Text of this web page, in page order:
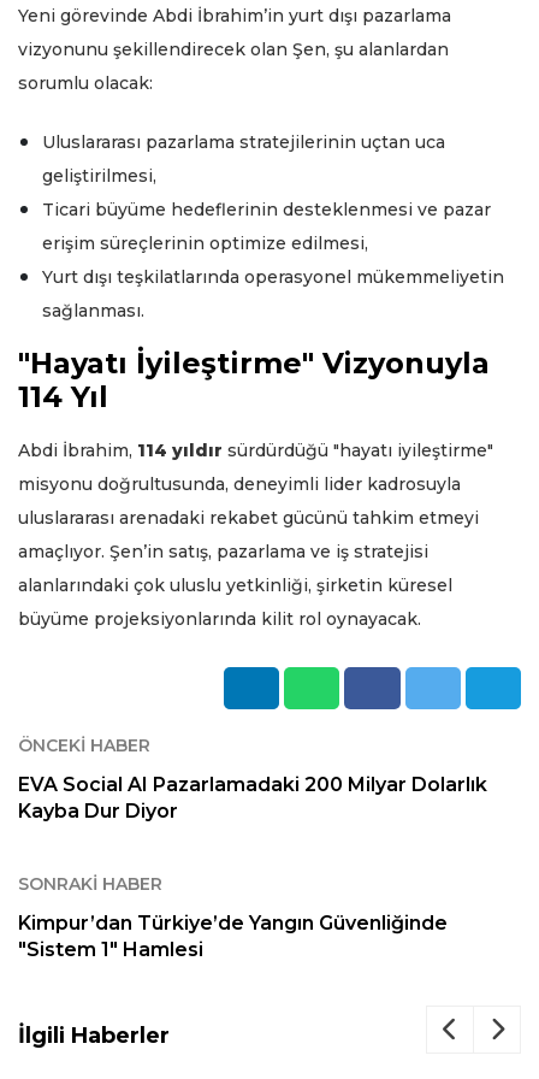
Yeni görevinde Abdi İbrahim’in yurt dışı pazarlama
vizyonunu şekillendirecek olan Şen, şu alanlardan
sorumlu olacak:
Uluslararası pazarlama stratejilerinin uçtan uca
geliştirilmesi,
Ticari büyüme hedeflerinin desteklenmesi ve pazar
erişim süreçlerinin optimize edilmesi,
Yurt dışı teşkilatlarında operasyonel mükemmeliyetin
sağlanması.
"Hayatı İyileştirme" Vizyonuyla
114 Yıl
Abdi İbrahim, 114 yıldır sürdürdüğü "hayatı iyileştirme"
misyonu doğrultusunda, deneyimli lider kadrosuyla
uluslararası arenadaki rekabet gücünü tahkim etmeyi
amaçlıyor. Şen’in satış, pazarlama ve iş stratejisi
alanlarındaki çok uluslu yetkinliği, şirketin küresel
büyüme projeksiyonlarında kilit rol oynayacak.
ÖNCEKI HABER
EVA Social AI Pazarlamadaki 200 Milyar Dolarlık
Kayba Dur Diyor
SONRAKI HABER
Kimpur’dan Türkiye’de Yangın Güvenliğinde
"Sistem 1" Hamlesi
İlgili Haberler